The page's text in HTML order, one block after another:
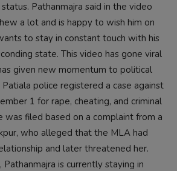
Pathanmajra said in the video
a lot and is happy to wish him on
to stay in constant touch with his
state. This video has gone viral
given new momentum to political
Patiala police registered a case against
1 for rape, cheating, and criminal
was filed based on a complaint from a
who alleged that the MLA had
and later threatened her.
is currently staying in